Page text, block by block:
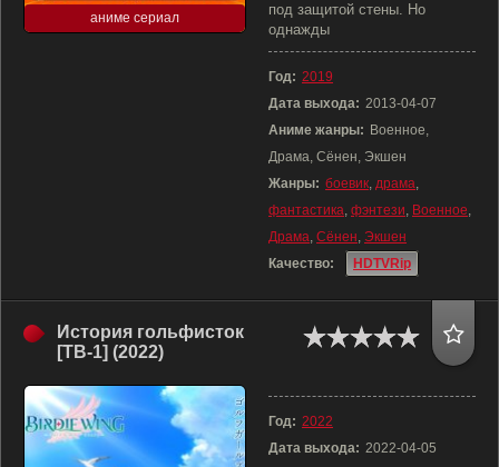
аниме сериал
под защитой стены. Но
однажды
Год: 2019
Дата выхода: 2013-04-07
Аниме жанры: Военное,
Драма, Сёнен, Экшен
Жанры: боевик, драма,
фантастика, фэнтези, Военное,
Драма, Сёнен, Экшен
Качество:
HDTVRip
История гольфисток
[ТВ-1] (2022)
Год: 2022
Дата выхода: 2022-04-05